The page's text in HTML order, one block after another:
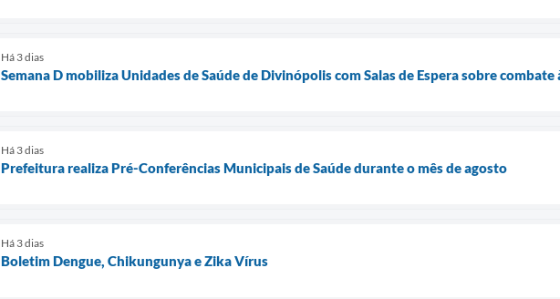
Há 3 dias
Semana D mobiliza Unidades de Saúde de Divinópolis com Salas de Espera sobre
Há 3 dias
Prefeitura realiza Pré-Conferências Municipais de Saúde durante o mês de agosto
Há 3 dias
Boletim Dengue, Chikungunya e Zika Vírus